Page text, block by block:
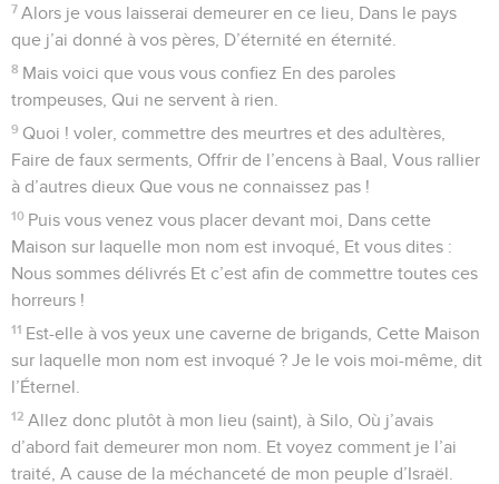
7 Alors je vous laisserai demeurer en ce lieu, Dans le pays
que j’ai donné à vos pères, D’éternité en éternité.
8 Mais voici que vous vous confiez En des paroles
trompeuses, Qui ne servent à rien.
9 Quoi ! voler, commettre des meurtres et des adultères,
Faire de faux serments, Offrir de l’encens à Baal, Vous rallier
à d’autres dieux Que vous ne connaissez pas !
10 Puis vous venez vous placer devant moi, Dans cette
Maison sur laquelle mon nom est invoqué, Et vous dites :
Nous sommes délivrés Et c’est afin de commettre toutes ces
horreurs !
11 Est-elle à vos yeux une caverne de brigands, Cette Maison
sur laquelle mon nom est invoqué ? Je le vois moi-même, dit
l’Éternel.
12 Allez donc plutôt à mon lieu (saint), à Silo, Où j’avais
d’abord fait demeurer mon nom. Et voyez comment je l’ai
traité, A cause de la méchanceté de mon peuple d’Israël.